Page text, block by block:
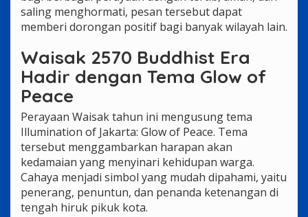
saling menghormati, pesan tersebut dapat
memberi dorongan positif bagi banyak wilayah lain.
Waisak 2570 Buddhist Era
Hadir dengan Tema Glow of
Peace
Perayaan Waisak tahun ini mengusung tema
Illumination of Jakarta: Glow of Peace. Tema
tersebut menggambarkan harapan akan
kedamaian yang menyinari kehidupan warga.
Cahaya menjadi simbol yang mudah dipahami, yaitu
penerang, penuntun, dan penanda ketenangan di
tengah hiruk pikuk kota.